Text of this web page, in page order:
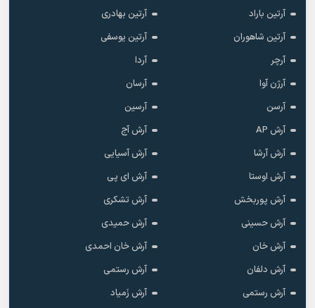
آرتین باراد
آرتین بهادری
آرتین شاهوران
آرتین یوسفی
آرچر
آردا
آرژن آوا
آرسان
آرسن
آرسین
آرش AP
آرش آج
آرش آرشا
آرش آسیایی
آرش اوستا
آرش ای پی
آرش پوربخش
آرش تشکری
آرش حسینی
آرش حمیدی
آرش خان
آرش خان احمدی
آرش دلفان
آرش رستمى
آرش رستمی
آرش زَمیاد